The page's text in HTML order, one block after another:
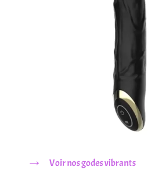
→ Voir nos godes vibrants